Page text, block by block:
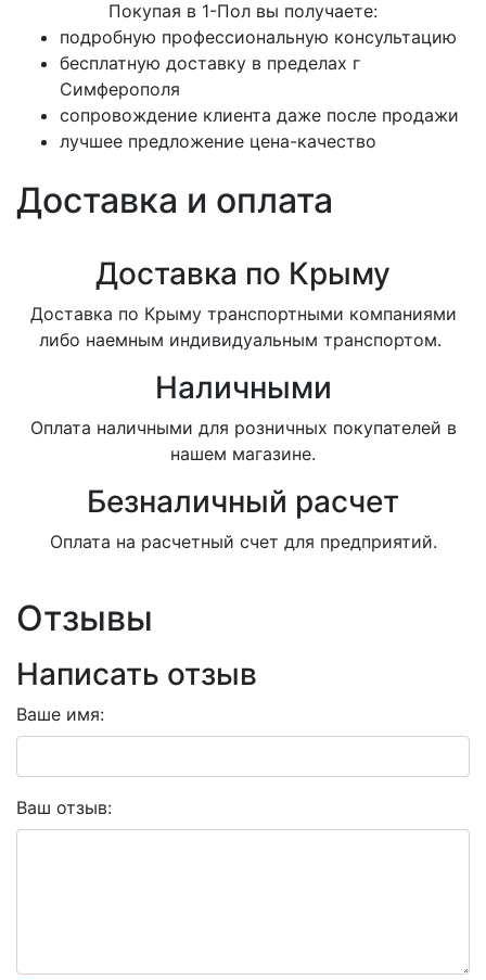
Покупая в 1-Пол вы получаете:
подробную профессиональную консультацию
бесплатную доставку в пределах г
Симферополя
сопровождение клиента даже после продажи
лучшее предложение цена-качество
Доставка и оплата
Доставка по Крыму
Доставка по Крыму транспортными компаниями
либо наемным индивидуальным транспортом.
Наличными
Оплата наличными для розничных покупателей в
нашем магазине.
Безналичный расчет
Оплата на расчетный счет для предприятий.
Отзывы
Написать отзыв
Ваше имя:
Ваш отзыв: